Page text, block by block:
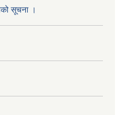
सूचना ।